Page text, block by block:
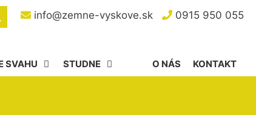
info@zemne-vyskove.sk 0915 950 055
SVAHU STUDNE KONTAKT
O NÁS